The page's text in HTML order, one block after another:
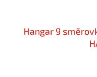
Hangar 9